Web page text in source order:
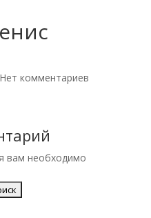
Нет комментариев
вам необходимо